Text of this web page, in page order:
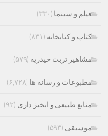
فیلم و سینما (۳۳۰)
کتاب و کتابخانه (۸۳۱)
مشاهیر تربت حیدریه (۵۷۹)
مطبوعات و رسانه ها (۶,۷۲۸)
منابع طبیعی و ابخیز داری (۹۲)
موسیقی (۵۹۳)